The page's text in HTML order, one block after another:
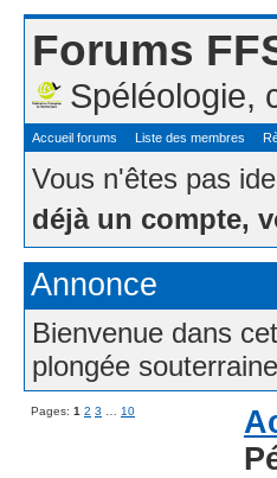
Forums
Spéléologie,
Accueil forums Liste des membres
Vous n'êtes pas
déjà un compte,
Annonce
Bienvenue dans
plongée souterraine
Pages: 1 2 3 10